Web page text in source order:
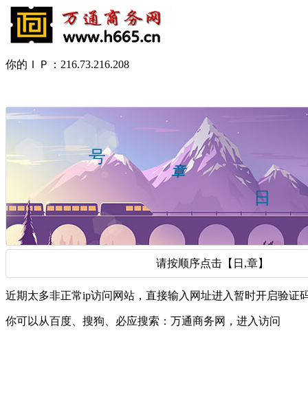
你的ＩＰ：216.73.216.208
请按顺序点击【日,章】
近期太多非正常ip访问网站，直接输入网址进入暂时开启验证
你可以从百度、搜狗、必应搜索：万通商务网，进入访问